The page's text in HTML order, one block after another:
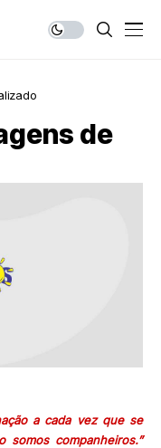
de
a cada vez que se
somos companheiros.”